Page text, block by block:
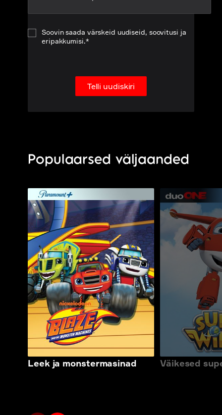
Soovin saada värskeid uudiseid, soovitusi ja
eripakkumisi.*
Telli uudiskiri
Populaarsed väljaanded
Leek ja monstermasinad Väikesed